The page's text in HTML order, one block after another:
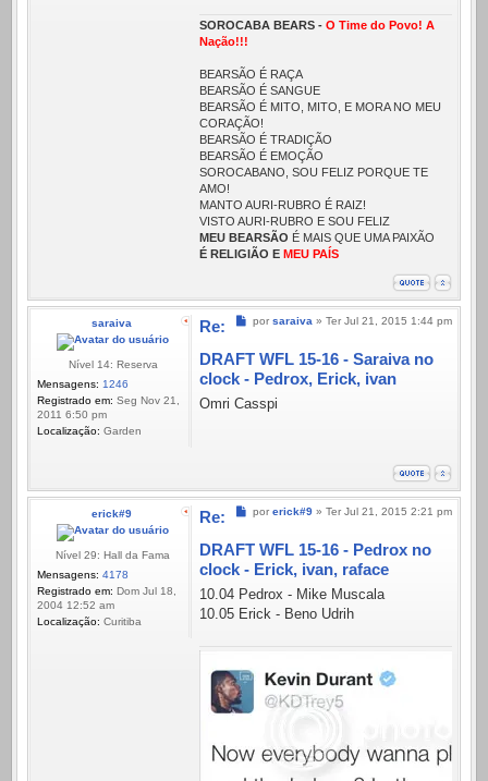
SOROCABA BEARS - O Time do Povo! A
Nação!!!
BEARSÃO É RAÇA
BEARSÃO É SANGUE
BEARSÃO É MITO, MITO, E MORA NO MEU
CORAÇÃO!
BEARSÃO É TRADIÇÃO
BEARSÃO É EMOÇÃO
SOROCABANO, SOU FELIZ PORQUE TE
AMO!
MANTO AURI-RUBRO É RAIZ!
VISTO AURI-RUBRO E SOU FELIZ
MEU BEARSÃO É MAIS QUE UMA PAIXÃO
É RELIGIÃO E MEU PAÍS
saraiva
Nível 14: Reserva
Mensagens: 1246
Registrado em: Seg Nov 21,
2011 6:50 pm
Localização: Garden
Mensagem
por saraiva » Ter Jul 21, 2015 1:44 pm
Re:
DRAFT WFL 15-16 - Saraiva no
clock - Pedrox, Erick, ivan
Omri Casspi
erick#9
Nível 29: Hall da Fama
Mensagens: 4178
Registrado em: Dom Jul 18,
2004 12:52 am
Localização: Curitiba
Mensagem
por erick#9 » Ter Jul 21, 2015 2:21 pm
Re:
DRAFT WFL 15-16 - Pedrox no
clock - Erick, ivan, raface
10.04 Pedrox - Mike Muscala
10.05 Erick - Beno Udrih